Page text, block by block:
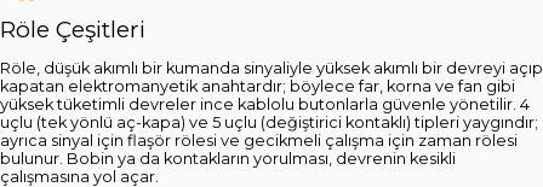
Röle Çeşitleri
Röle, düşük akımlı bir kumanda sinyaliyle yüksek akımlı bir devreyi açıp
kapatan elektromanyetik anahtardır; böylece far, korna ve fan gibi
yüksek tüketimli devreler ince kablolu butonlarla güvenle yönetilir. 4
uçlu (tek yönlü aç-kapa) ve 5 uçlu (değiştirici kontaklı) tipleri yaygındır;
ayrıca sinyal için flaşör rölesi ve gecikmeli çalışma için zaman rölesi
bulunur. Bobin ya da kontakların yorulması, devrenin kesikli
çalışmasına yol açar.